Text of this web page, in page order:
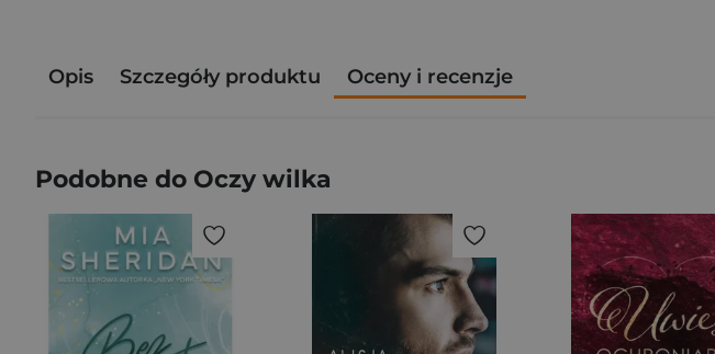
Opis Szczegóły produktu Oceny i recenzje
Podobne do Oczy wilka